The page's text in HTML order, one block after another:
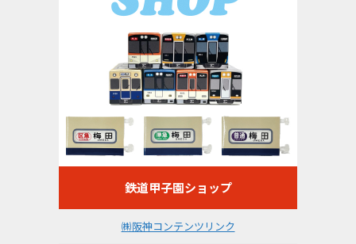
鉄道甲子園ショップ
㈱阪神コンテンツリンク